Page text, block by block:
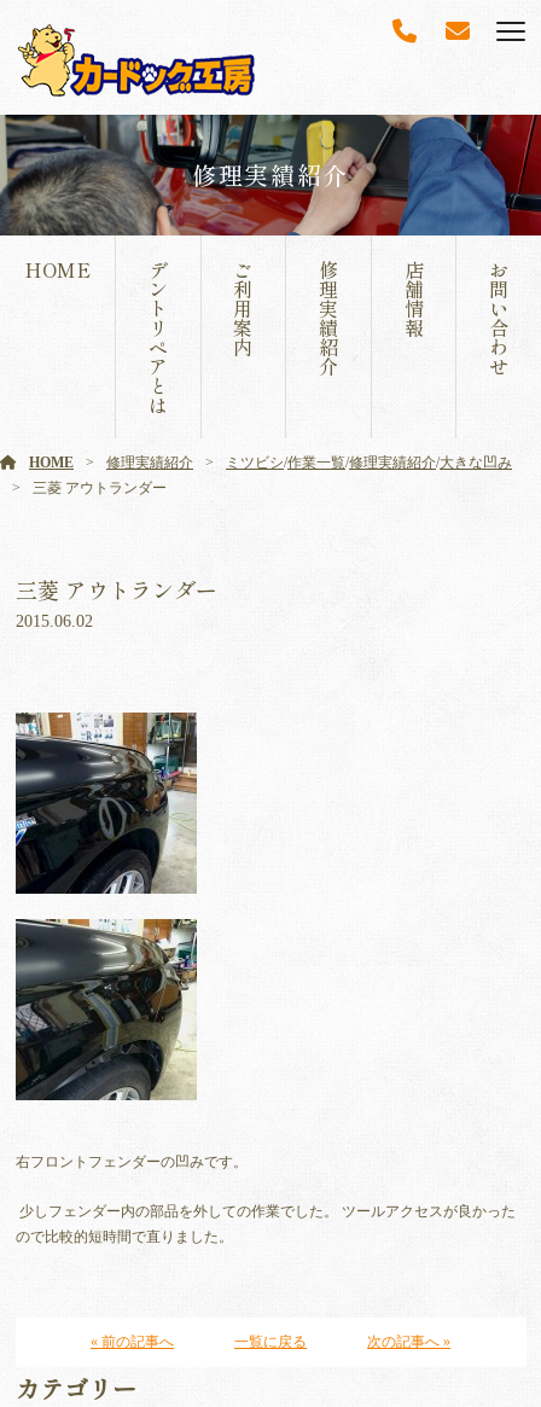
修理実績紹介
HOME デ
ン
ト
リ
ペ
ア
と
は
ご
利
用
案
内
修
理
実
績
紹
介
店
舗
情
報
お
問
い
合
わ
せ
HOME 修理実績紹介 ミツビシ/作業一覧/修理実績紹介/大きな凹み
三菱 アウトランダー
三菱 アウトランダー
2015.06.02
右フロントフェンダーの凹みです。
少しフェンダー内の部品を外しての作業でした。 ツールアクセスが良かった
ので比較的短時間で直りました。
« 前の記事へ 一覧に戻る 次の記事へ »
カテゴリー